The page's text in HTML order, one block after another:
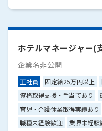
ホテルマネージャー(
企業名非公開
正社員 固定給25万円以上
資格取得支援・手当てあり
育児・介護休業取得実績あり
職種未経験歓迎
業界未経験